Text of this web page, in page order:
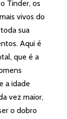
Tinder, os
vivos do
sua
Aqui é
que é a
a idade
vez maior,
o dobro